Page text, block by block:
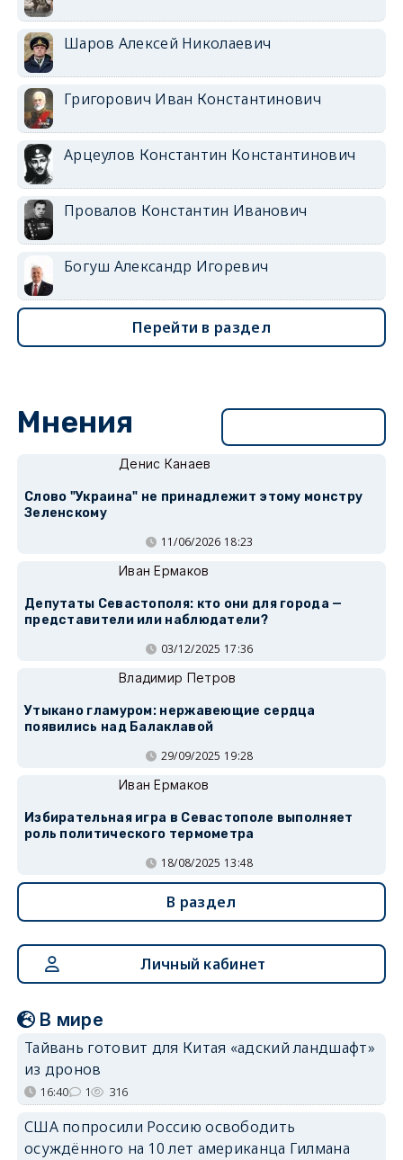
Шаров Алексей Николаевич
Григорович Иван Константинович
Арцеулов Константин Константинович
Провалов Константин Иванович
Богуш Александр Игоревич
Перейти в раздел
Мнения
Денис Канаев
Слово "Украина" не принадлежит этому монстру
Зеленскому
11/06/2026 18:23
Иван Ермаков
Депутаты Севастополя: кто они для города —
представители или наблюдатели?
03/12/2025 17:36
Владимир Петров
Утыкано гламуром: нержавеющие сердца
появились над Балаклавой
29/09/2025 19:28
Иван Ермаков
Избирательная игра в Севастополе выполняет
роль политического термометра
18/08/2025 13:48
В раздел
Личный кабинет
В мире
Тайвань готовит для Китая «адский ландшафт»
из дронов
16:40 1 316
США попросили Россию освободить
осуждённого на 10 лет американца Гилмана